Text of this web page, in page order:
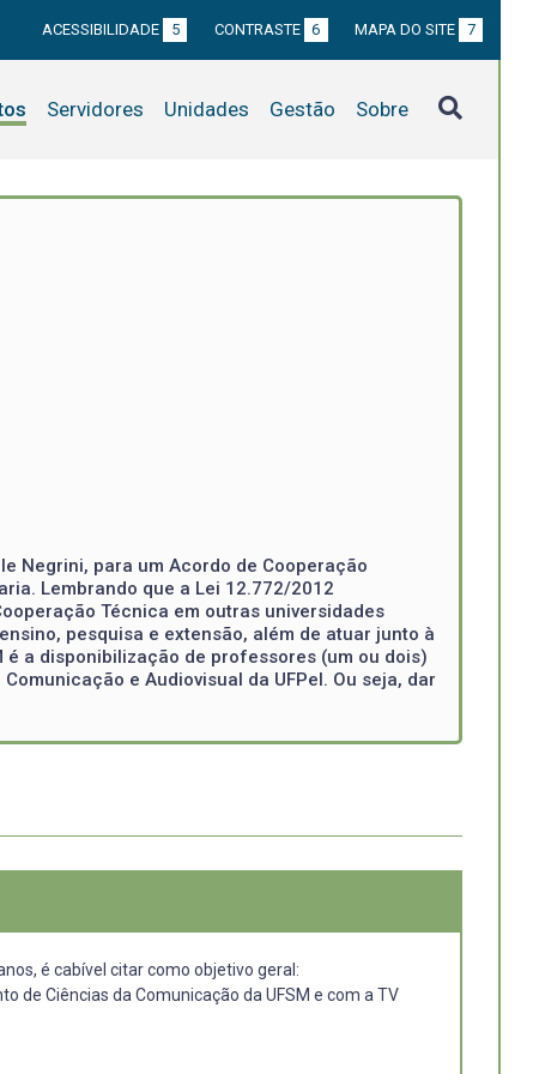
ACESSIBILIDADE 5 CONTRASTE 6 MAPA DO SITE 7
Servidores Unidades Gestão Sobre
Negrini, para um Acordo de Cooperação
Lembrando que a Lei 12.772/2012
Técnica em outras universidades
pesquisa e extensão, além de atuar junto à
é a disponibilização de professores (um ou dois)
e Audiovisual da UFPel. Ou seja, dar
é cabível citar como objetivo geral:
de Ciências da Comunicação da UFSM e com a TV